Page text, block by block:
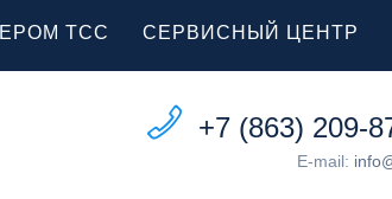
ТСС СЕРВИСНЫЙ ЦЕНТР
+7 (863) 209-
E-mail: